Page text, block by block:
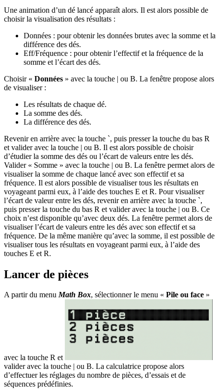
Une animation d’un dé lancé apparaît alors. Il est alors possible de
choisir la visualisation des résultats :
Données : pour obtenir les données brutes avec la somme et la
différence des dés.
Eff/Fréquence : pour obtenir l’effectif et la fréquence de la
somme et l’écart des dés.
Choisir « Données » avec la touche | ou B. La fenêtre propose alors
de visualiser :
Les résultats de chaque dé.
La somme des dés.
La différence des dés.
Revenir en arrière avec la touche `, puis presser la touche du bas R
et valider avec la touche | ou B. Il est alors possible de choisir
d’étudier la somme des dés ou l’écart de valeurs entre les dés.
Valider « Somme » avec la touche | ou B. La fenêtre permet alors de
visualiser la somme de chaque lancé avec son effectif et sa
fréquence. Il est alors possible de visualiser tous les résultats en
voyageant parmi eux, à l’aide des touches E et R. Pour visualiser
l’écart de valeur entre les dés, revenir en arrière avec la touche `,
puis presser la touche du bas R et valider avec la touche | ou B. Ce
choix n’est disponible qu’avec deux dés. La fenêtre permet alors de
visualiser l’écart de valeurs entre les dés avec son effectif et sa
fréquence. De la même manière qu’avec la somme, il est possible de
visualiser tous les résultats en voyageant parmi eux, à l’aide des
touches E et R.
Lancer de pièces
A partir du menuMath Box, sélectionner le menu « Pile ou face »
avec la touche R et
valider avec la touche | ou B. La calculatrice propose alors
d’effectuer les réglages du nombre de pièces, d’essais et de
séquences prédéfinies.